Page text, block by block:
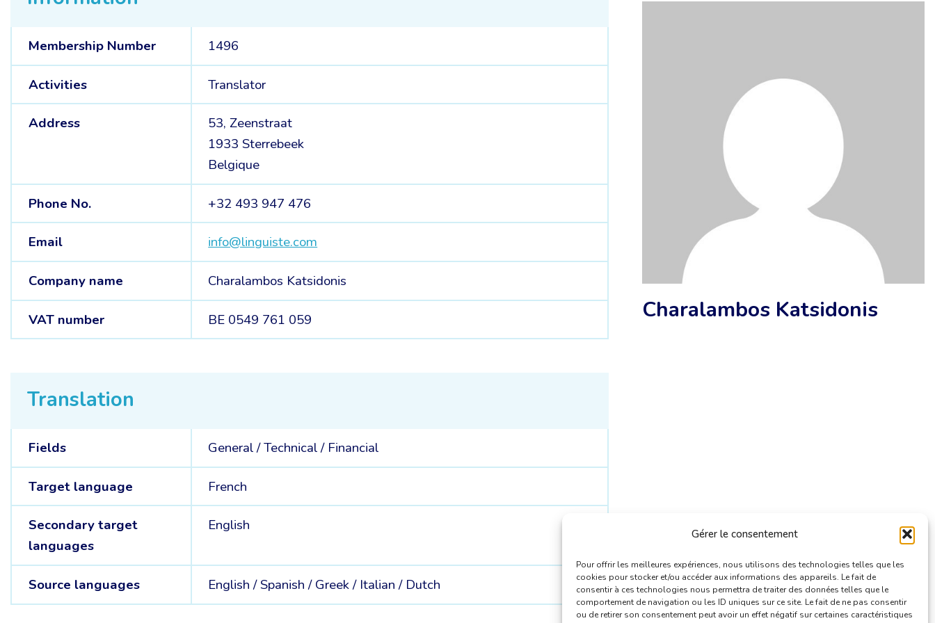
Gérer le consentement
Pour offrir les meilleures expériences, nous utilisons des technologies telles que les
cookies pour stocker et/ou accéder aux informations des appareils. Le fait de
consentir à ces technologies nous permettra de traiter des données telles que le
comportement de navigation ou les ID uniques sur ce site. Le fait de ne pas consentir
ou de retirer son consentement peut avoir un effet négatif sur certaines caractéristiques
Membership Number 1496
Activities Translator
Address
53, Zeenstraat
1933 Sterrebeek
Belgique
Phone No. +32 493 947 476
Email info@linguiste.com
Company name Charalambos Katsidonis
VAT number BE 0549 761 059
Translation
Fields General /Technical / Financial
Target language French
Secondary target
languages
English
Source languages English /Spanish /Greek / Italian / Dutch
Charalambos Katsidonis